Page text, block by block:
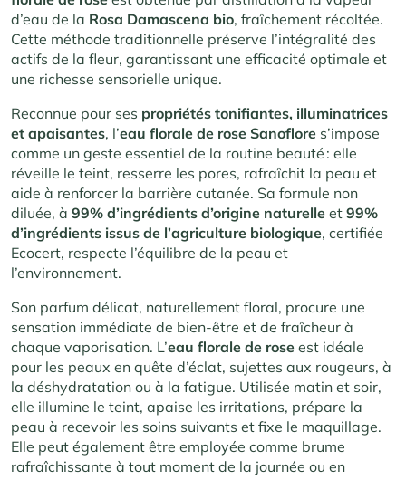
d’eau de la Rosa Damascena bio, fraîchement récoltée.
Cette méthode traditionnelle préserve l’intégralité des
actifs de la fleur, garantissant une efficacité optimale et
une richesse sensorielle unique.
Reconnue pour ses propriétés tonifiantes, illuminatrices
et apaisantes, l’eau florale de rose Sanoflore s’impose
comme un geste essentiel de la routine beauté : elle
réveille le teint, resserre les pores, rafraîchit la peau et
aide à renforcer la barrière cutanée. Sa formule non
diluée, à 99% d’ingrédients d’origine naturelle et 99%
d’ingrédients issus de l’agriculture biologique, certifiée
Ecocert, respecte l’équilibre de la peau et
l’environnement.
Son parfum délicat, naturellement floral, procure une
sensation immédiate de bien-être et de fraîcheur à
chaque vaporisation. L’eau florale de rose est idéale
pour les peaux en quête d’éclat, sujettes aux rougeurs, à
la déshydratation ou à la fatigue. Utilisée matin et soir,
elle illumine le teint, apaise les irritations, prépare la
peau à recevoir les soins suivants et fixe le maquillage.
Elle peut également être employée comme brume
rafraîchissante à tout moment de la journée ou en